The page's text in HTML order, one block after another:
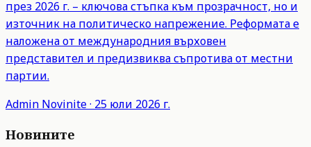
през 2026 г. – ключова стъпка към прозрачност, но и
източник на политическо напрежение. Реформата е
наложена от международния върховен
представител и предизвиква съпротива от местни
партии.
Admin Novinite· 25 юли 2026 г.
Новините